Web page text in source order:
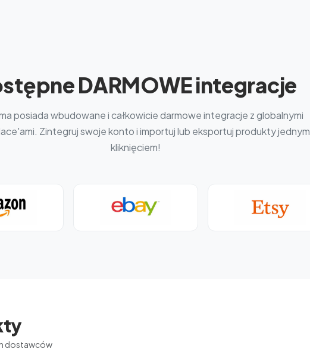
DARMOWE integracje
posiada wbudowane i całkowicie darmowe integracje z globalnymi
Zintegruj swoje konto i importuj lub eksportuj produkty jednym
kliknięciem!
dostawców